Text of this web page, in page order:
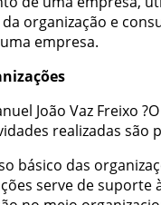
da organização e
uma empresa.
João Vaz Freixo ?O
realizadas são
básico das
serve desuporte